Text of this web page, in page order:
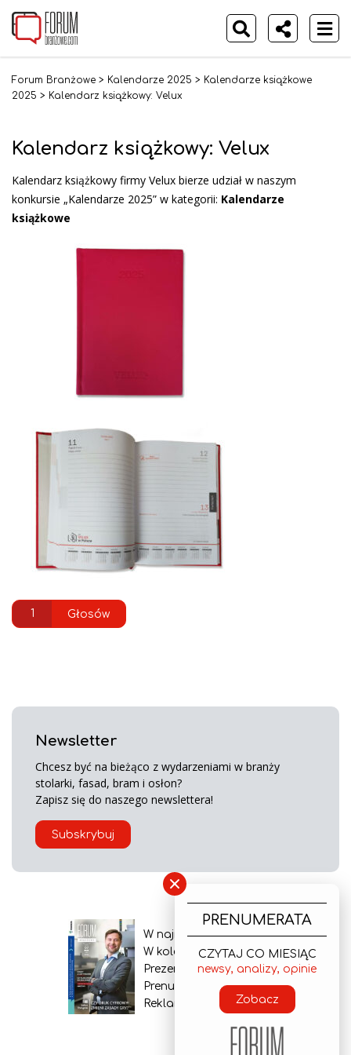
Forum Branżowe > Kalendarze 2025 > Kalendarze książkowe
2025 > Kalendarz książkowy: Velux
Kalendarz książkowy: Velux
Kalendarz książkowy firmy Velux bierze udział w naszym
konkursie „Kalendarze 2025” w kategorii: Kalendarze
książkowe
1 Głosów
Newsletter
Chcesz być na bieżąco z wydarzeniami w branży
stolarki, fasad, bram i osłon?
Zapisz się do naszego newslettera!
Subskrybuj
W najnowszym wydaniu
W kolejnym numerze
Prezentacja gazety
Prenumerata
Reklama
×
PRENUMERATA
CZYTAJ CO MIESIĄC
newsy, analizy, opinie
Zobacz